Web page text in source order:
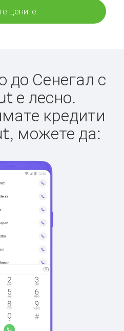
цените
до Сенегал с
е лесно.
кредити
можете да: